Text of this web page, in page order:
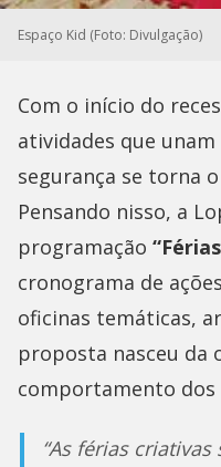
Espaço Kid (Foto: Divulgação)
Com o início do
atividades que
segurança se torna
Pensando nisso, a
programação
cronograma de
oficinas temáticas,
proposta nasceu da
comportamento dos
“As férias